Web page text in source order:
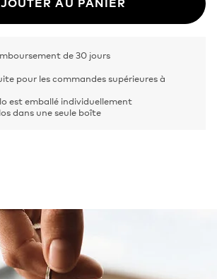
de 30 jours
pour les commandes supérieures à
est emballé individuellement
dans une seule boîte